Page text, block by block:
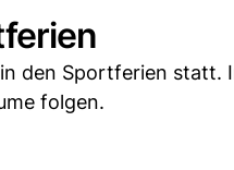
den Sportferien statt.
folgen.